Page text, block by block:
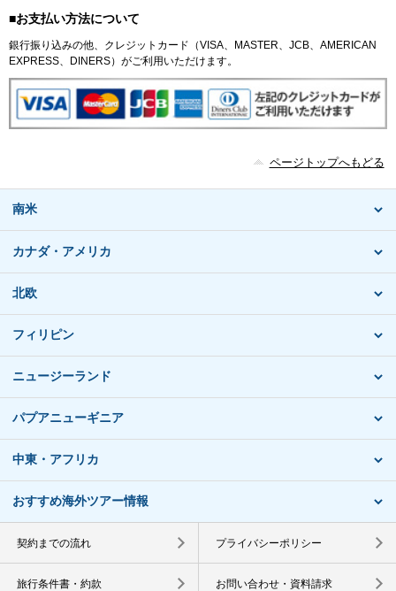
■お支払い方法について
銀行振り込みの他、クレジットカード（VISA、MASTER、JCB、AMERICAN
EXPRESS、DINERS）がご利用いただけます。
ページトップへもどる
南米
カナダ・アメリカ
北欧
フィリピン
ニュージーランド
パプアニューギニア
中東・アフリカ
おすすめ海外ツアー情報
契約までの流れ プライバシーポリシー
旅行条件書・約款 お問い合わせ・資料請求